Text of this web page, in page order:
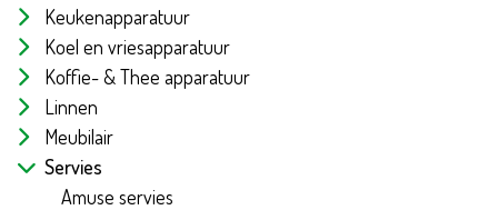
Keukenapparatuur
Koel en vriesapparatuur
Koffie- & Thee apparatuur
Linnen
Meubilair
Servies
Amuse servies